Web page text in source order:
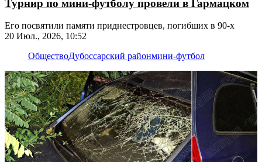
Турнир по мини-футболу провели в Гармацком
Его посвятили памяти приднестровцев, погибших в 90-х
20 Июл., 2026, 10:52
ОбществоДубоссарский районмини-футбол